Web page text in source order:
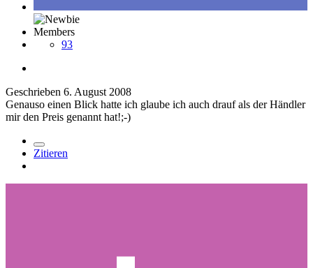
Members
93
Geschrieben 6. August 2008
Genauso einen Blick hatte ich glaube ich auch drauf als der Händler
mir den Preis genannt hat!;-)
Zitieren